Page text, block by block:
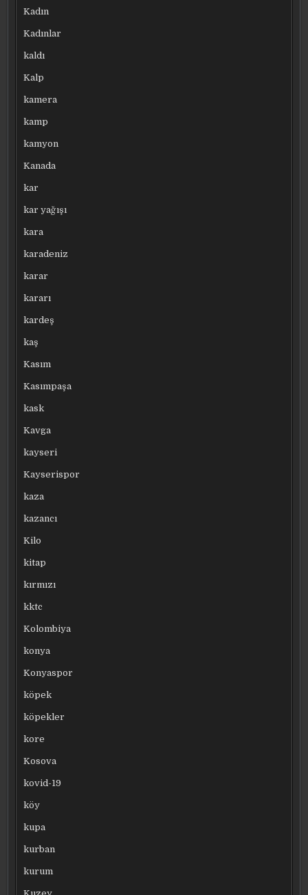
Kadın
Kadınlar
kaldı
Kalp
kamera
kamp
kamyon
Kanada
kar
kar yağışı
kara
karadeniz
karar
kararı
kardeş
kaş
Kasım
Kasımpaşa
kask
Kavga
kayseri
Kayserispor
kaza
kazancı
Kilo
kitap
kırmızı
kktc
Kolombiya
konya
Konyaspor
köpek
köpekler
kore
Kosova
kovid-19
köy
kupa
kurban
kurum